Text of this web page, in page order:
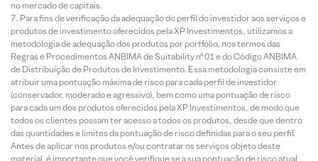
no mercado de capitais.
Para fins de verificação da adequação do perfil do investidor aos serviços e
produtos de investimento oferecidos pela XP Investimentos, utilizamos a
metodologia de adequação dos produtos por portfólio, nos termos das
Regras e Procedimentos ANBIMA de Suitability nº 01 e do Código ANBIMA
de Distribuição de Produtos de Investimento. Essa metodologia consiste em
atribuir uma pontuação máxima de risco para cada perfil de investidor
(conservador, moderado e agressivo), bem como uma pontuação de risco
para cada um dos produtos oferecidos pela XP Investimentos, de modo que
todos os clientes possam ter acesso a todos os produtos, desde que dentro
das quantidades e limites da pontuação de risco definidas para o seu perfil.
Antes de aplicar nos produtos e/ou contratar os serviços objeto deste
material, é importante que você verifique se a sua pontuação de risco atual